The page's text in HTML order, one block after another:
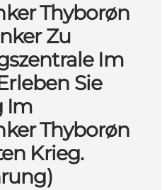
Thyborøn
Zu
Im
Sie
Im
Thyborøn
Krieg.